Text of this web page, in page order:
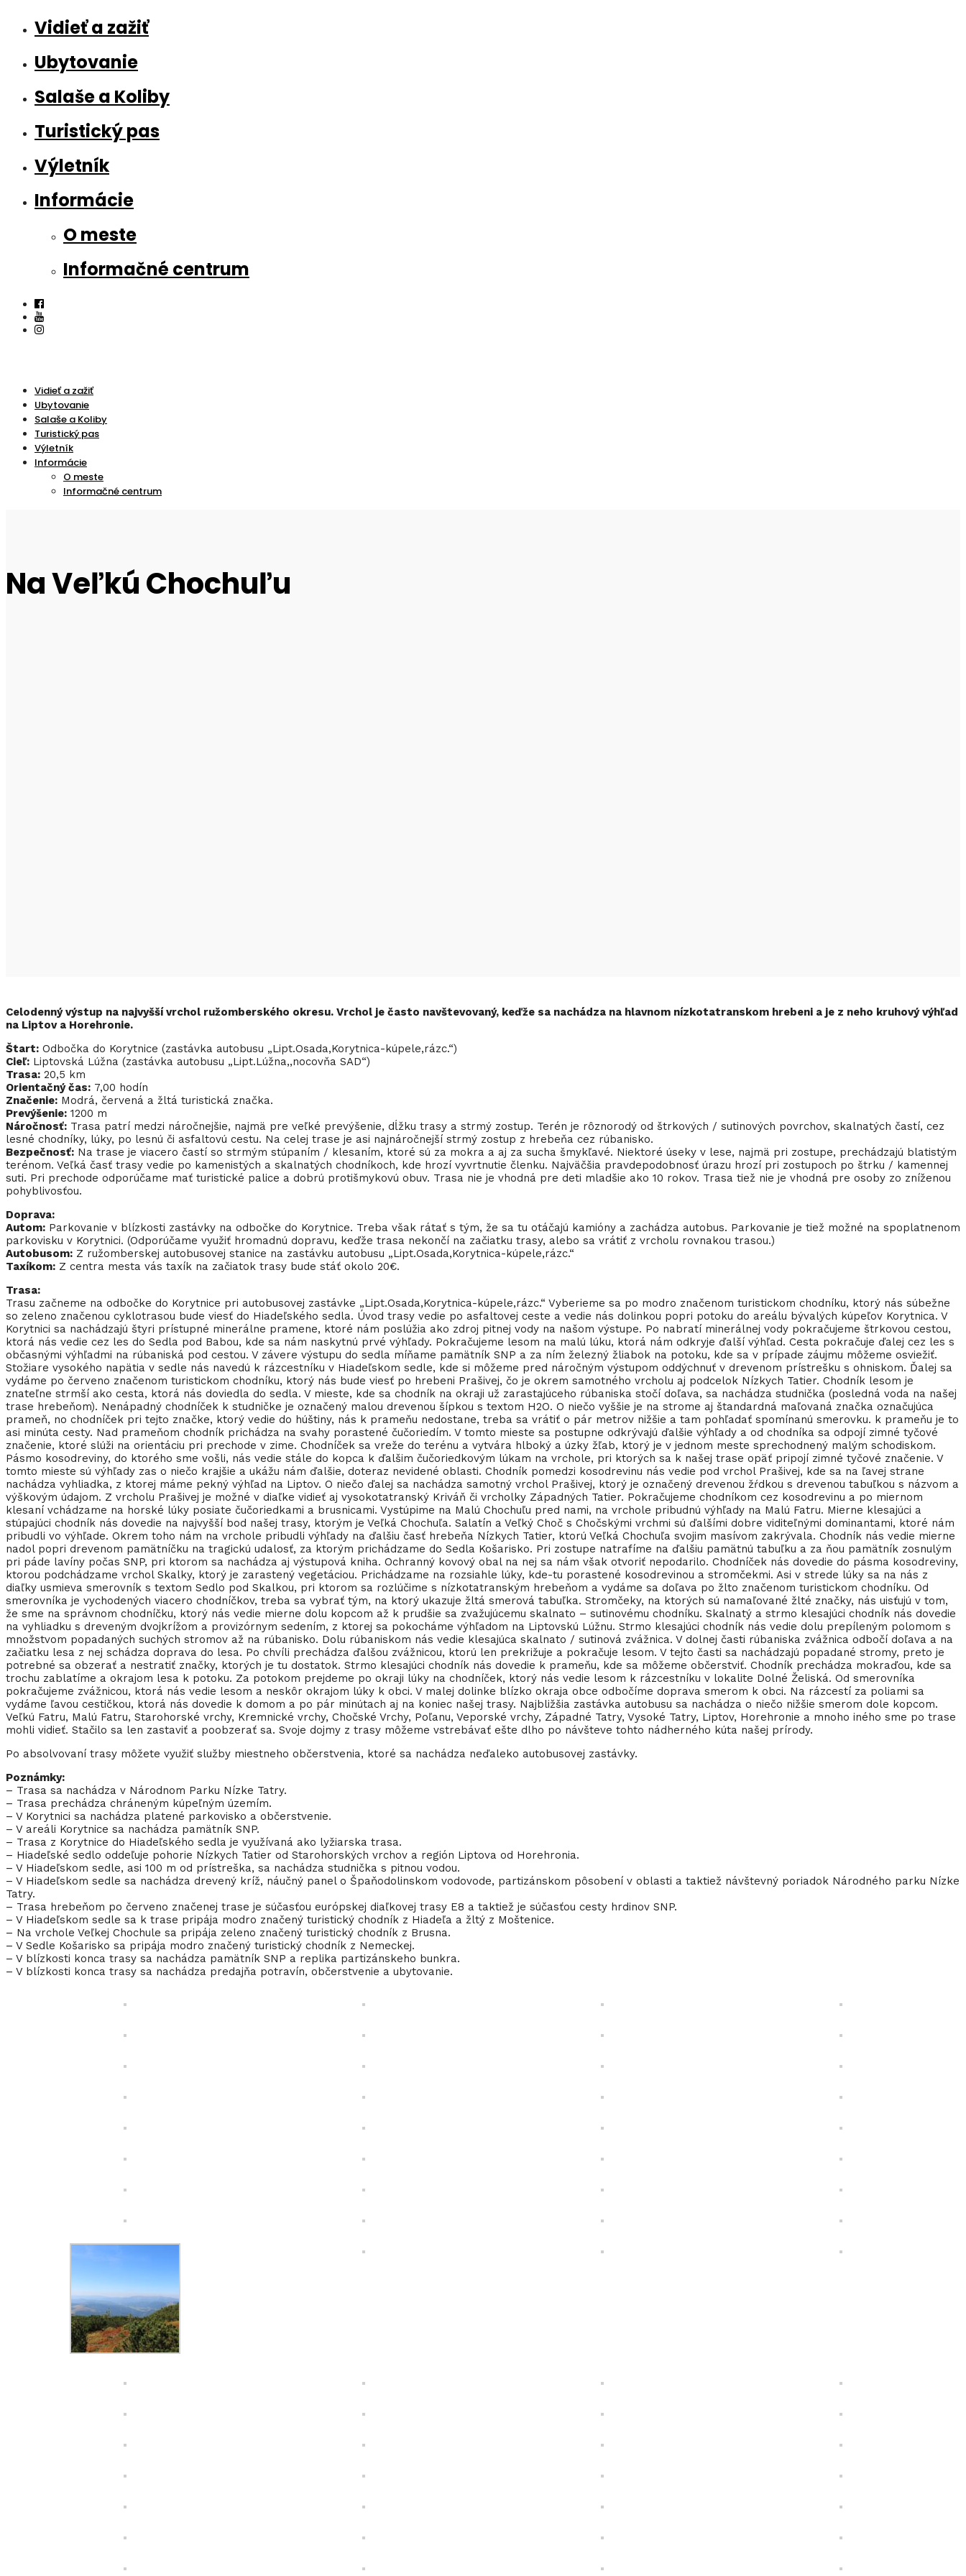
Vidieť a zažiť
Ubytovanie
Salaše a Koliby
Turistický pas
Výletník
Informácie
O meste
Informačné centrum
Vidieť a zažiť
Ubytovanie
Salaše a Koliby
Turistický pas
Výletník
Informácie
O meste
Informačné centrum
Na Veľkú Chochuľu
Celodenný výstup na najvyšší vrchol ružomberského okresu. Vrchol je často navštevovaný, keďže sa nachádza na hlavnom nízkotatranskom hrebeni a je z neho kruhový výhľad
na Liptov a Horehronie.
Štart: Odbočka do Korytnice (zastávka autobusu „Lipt.Osada,Korytnica-kúpele,rázc.“)
Cieľ: Liptovská Lúžna (zastávka autobusu „Lipt.Lúžna,,nocovňa SAD“)
Trasa: 20,5 km
Orientačný čas: 7,00 hodín
Značenie: Modrá, červená a žltá turistická značka.
Prevýšenie: 1200 m
Náročnosť: Trasa patrí medzi náročnejšie, najmä pre veľké prevýšenie, dĺžku trasy a strmý zostup. Terén je rôznorodý od štrkových / sutinových povrchov, skalnatých častí, cez
lesné chodníky, lúky, po lesnú či asfaltovú cestu. Na celej trase je asi najnáročnejší strmý zostup z hrebeňa cez rúbanisko.
Bezpečnosť: Na trase je viacero častí so strmým stúpaním / klesaním, ktoré sú za mokra a aj za sucha šmykľavé. Niektoré úseky v lese, najmä pri zostupe, prechádzajú blatistým
terénom. Veľká časť trasy vedie po kamenistých a skalnatých chodníkoch, kde hrozí vyvrtnutie členku. Najväčšia pravdepodobnosť úrazu hrozí pri zostupoch po štrku / kamennej
suti. Pri prechode odporúčame mať turistické palice a dobrú protišmykovú obuv. Trasa nie je vhodná pre deti mladšie ako 10 rokov. Trasa tiež nie je vhodná pre osoby zo zníženou
pohyblivosťou.
Doprava:
Autom: Parkovanie v blízkosti zastávky na odbočke do Korytnice. Treba však rátať s tým, že sa tu otáčajú kamióny a zachádza autobus. Parkovanie je tiež možné na spoplatnenom
parkovisku v Korytnici. (Odporúčame využiť hromadnú dopravu, keďže trasa nekončí na začiatku trasy, alebo sa vrátiť z vrcholu rovnakou trasou.)
Autobusom: Z ružomberskej autobusovej stanice na zastávku autobusu „Lipt.Osada,Korytnica-kúpele,rázc.“
Taxíkom: Z centra mesta vás taxík na začiatok trasy bude stáť okolo 20€.
Trasa:
Trasu začneme na odbočke do Korytnice pri autobusovej zastávke „Lipt.Osada,Korytnica-kúpele,rázc.“ Vyberieme sa po modro značenom turistickom chodníku, ktorý nás súbežne
so zeleno značenou cyklotrasou bude viesť do Hiadeľského sedla. Úvod trasy vedie po asfaltovej ceste a vedie nás dolinkou popri potoku do areálu bývalých kúpeľov Korytnica. V
Korytnici sa nachádzajú štyri prístupné minerálne pramene, ktoré nám poslúžia ako zdroj pitnej vody na našom výstupe. Po nabratí minerálnej vody pokračujeme štrkovou cestou,
ktorá nás vedie cez les do Sedla pod Babou, kde sa nám naskytnú prvé výhľady. Pokračujeme lesom na malú lúku, ktorá nám odkryje ďalší výhľad. Cesta pokračuje ďalej cez les s
občasnými výhľadmi na rúbaniská pod cestou. V závere výstupu do sedla míňame pamätník SNP a za ním železný žliabok na potoku, kde sa v prípade záujmu môžeme osviežiť.
Stožiare vysokého napätia v sedle nás navedú k rázcestníku v Hiadeľskom sedle, kde si môžeme pred náročným výstupom oddýchnuť v drevenom prístrešku s ohniskom. Ďalej sa
vydáme po červeno značenom turistickom chodníku, ktorý nás bude viesť po hrebeni Prašivej, čo je okrem samotného vrcholu aj podcelok Nízkych Tatier. Chodník lesom je
znateľne strmší ako cesta, ktorá nás doviedla do sedla. V mieste, kde sa chodník na okraji už zarastajúceho rúbaniska stočí doľava, sa nachádza studnička (posledná voda na našej
trase hrebeňom). Nenápadný chodníček k studničke je označený malou drevenou šípkou s textom H2O. O niečo vyššie je na strome aj štandardná maľovaná značka označujúca
prameň, no chodníček pri tejto značke, ktorý vedie do húštiny, nás k prameňu nedostane, treba sa vrátiť o pár metrov nižšie a tam pohľadať spomínanú smerovku. k prameňu je to
asi minúta cesty. Nad prameňom chodník prichádza na svahy porastené čučoriedím. V tomto mieste sa postupne odkrývajú ďalšie výhľady a od chodníka sa odpojí zimné tyčové
značenie, ktoré slúži na orientáciu pri prechode v zime. Chodníček sa vreže do terénu a vytvára hlboký a úzky žľab, ktorý je v jednom meste sprechodnený malým schodiskom.
Pásmo kosodreviny, do ktorého sme vošli, nás vedie stále do kopca k ďalšim čučoriedkovým lúkam na vrchole, pri ktorých sa k našej trase opäť pripojí zimné tyčové značenie. V
tomto mieste sú výhľady zas o niečo krajšie a ukážu nám ďalšie, doteraz nevidené oblasti. Chodník pomedzi kosodrevinu nás vedie pod vrchol Prašivej, kde sa na ľavej strane
nachádza vyhliadka, z ktorej máme pekný výhľad na Liptov. O niečo ďalej sa nachádza samotný vrchol Prašivej, ktorý je označený drevenou žŕdkou s drevenou tabuľkou s názvom a
výškovým údajom. Z vrcholu Prašivej je možné v diaľke vidieť aj vysokotatranský Kriváň či vrcholky Západných Tatier. Pokračujeme chodníkom cez kosodrevinu a po miernom
klesaní vchádzame na horské lúky posiate čučoriedkami a brusnicami. Vystúpime na Malú Chochuľu pred nami, na vrchole pribudnú výhľady na Malú Fatru. Mierne klesajúci a
stúpajúci chodník nás dovedie na najvyšší bod našej trasy, ktorým je Veľká Chochuľa. Salatín a Veľký Choč s Chočskými vrchmi sú ďalšími dobre viditeľnými dominantami, ktoré nám
pribudli vo výhľade. Okrem toho nám na vrchole pribudli výhľady na ďalšiu časť hrebeňa Nízkych Tatier, ktorú Veľká Chochuľa svojim masívom zakrývala. Chodník nás vedie mierne
nadol popri drevenom pamätníčku na tragickú udalosť, za ktorým prichádzame do Sedla Košarisko. Pri zostupe natrafíme na ďalšiu pamätnú tabuľku a za ňou pamätník zosnulým
pri páde lavíny počas SNP, pri ktorom sa nachádza aj výstupová kniha. Ochranný kovový obal na nej sa nám však otvoriť nepodarilo. Chodníček nás dovedie do pásma kosodreviny,
ktorou podchádzame vrchol Skalky, ktorý je zarastený vegetáciou. Prichádzame na rozsiahle lúky, kde-tu porastené kosodrevinou a stromčekmi. Asi v strede lúky sa na nás z
diaľky usmieva smerovník s textom Sedlo pod Skalkou, pri ktorom sa rozlúčime s nízkotatranským hrebeňom a vydáme sa doľava po žlto značenom turistickom chodníku. Od
smerovníka je vychodených viacero chodníčkov, treba sa vybrať tým, na ktorý ukazuje žltá smerová tabuľka. Stromčeky, na ktorých sú namaľované žlté značky, nás uisťujú v tom,
že sme na správnom chodníčku, ktorý nás vedie mierne dolu kopcom až k prudšie sa zvažujúcemu skalnato – sutinovému chodníku. Skalnatý a strmo klesajúci chodník nás dovedie
na vyhliadku s dreveným dvojkrížom a provizórnym sedením, z ktorej sa pokocháme výhľadom na Liptovskú Lúžnu. Strmo klesajúci chodník nás vedie dolu prepíleným polomom s
množstvom popadaných suchých stromov až na rúbanisko. Dolu rúbaniskom nás vedie klesajúca skalnato / sutinová zvážnica. V dolnej časti rúbaniska zvážnica odbočí doľava a na
začiatku lesa z nej schádza doprava do lesa. Po chvíli prechádza ďalšou zvážnicou, ktorú len prekrižuje a pokračuje lesom. V tejto časti sa nachádzajú popadané stromy, preto je
potrebné sa obzerať a nestratiť značky, ktorých je tu dostatok. Strmo klesajúci chodník nás dovedie k prameňu, kde sa môžeme občerstviť. Chodník prechádza mokraďou, kde sa
trochu zablatíme a okrajom lesa k potoku. Za potokom prejdeme po okraji lúky na chodníček, ktorý nás vedie lesom k rázcestníku v lokalite Dolné Želiská. Od smerovníka
pokračujeme zvážnicou, ktorá nás vedie lesom a neskôr okrajom lúky k obci. V malej dolinke blízko okraja obce odbočíme doprava smerom k obci. Na rázcestí za poliami sa
vydáme ľavou cestičkou, ktorá nás dovedie k domom a po pár minútach aj na koniec našej trasy. Najbližšia zastávka autobusu sa nachádza o niečo nižšie smerom dole kopcom.
Veľkú Fatru, Malú Fatru, Starohorské vrchy, Kremnické vrchy, Chočské Vrchy, Poľanu, Veporské vrchy, Západné Tatry, Vysoké Tatry, Liptov, Horehronie a mnoho iného sme po trase
mohli vidieť. Stačilo sa len zastaviť a poobzerať sa. Svoje dojmy z trasy môžeme vstrebávať ešte dlho po návšteve tohto nádherného kúta našej prírody.
Po absolvovaní trasy môžete využiť služby miestneho občerstvenia, ktoré sa nachádza neďaleko autobusovej zastávky.
Poznámky:
– Trasa sa nachádza v Národnom Parku Nízke Tatry.
– Trasa prechádza chráneným kúpeľným územím.
– V Korytnici sa nachádza platené parkovisko a občerstvenie.
– V areáli Korytnice sa nachádza pamätník SNP.
– Trasa z Korytnice do Hiadeľského sedla je využívaná ako lyžiarska trasa.
– Hiadeľské sedlo oddeľuje pohorie Nízkych Tatier od Starohorských vrchov a región Liptova od Horehronia.
– V Hiadeľskom sedle, asi 100 m od prístreška, sa nachádza studnička s pitnou vodou.
– V Hiadeľskom sedle sa nachádza drevený kríž, náučný panel o Špaňodolinskom vodovode, partizánskom pôsobení v oblasti a taktiež návštevný poriadok Národného parku Nízke
Tatry.
– Trasa hrebeňom po červeno značenej trase je súčasťou európskej diaľkovej trasy E8 a taktiež je súčasťou cesty hrdinov SNP.
– V Hiadeľskom sedle sa k trase pripája modro značený turistický chodník z Hiadeľa a žltý z Moštenice.
– Na vrchole Veľkej Chochule sa pripája zeleno značený turistický chodník z Brusna.
– V Sedle Košarisko sa pripája modro značený turistický chodník z Nemeckej.
– V blízkosti konca trasy sa nachádza pamätník SNP a replika partizánskeho bunkra.
– V blízkosti konca trasy sa nachádza predajňa potravín, občerstvenie a ubytovanie.